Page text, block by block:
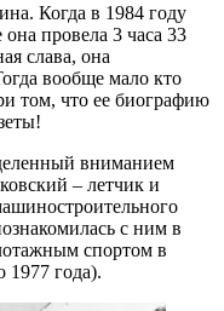
Когда в 1984 году
провела 3 часа 33
слава, она
вообще мало кто
том, что ее биографию
вниманием
– летчик и
с ним в
спортом в
1977 года).